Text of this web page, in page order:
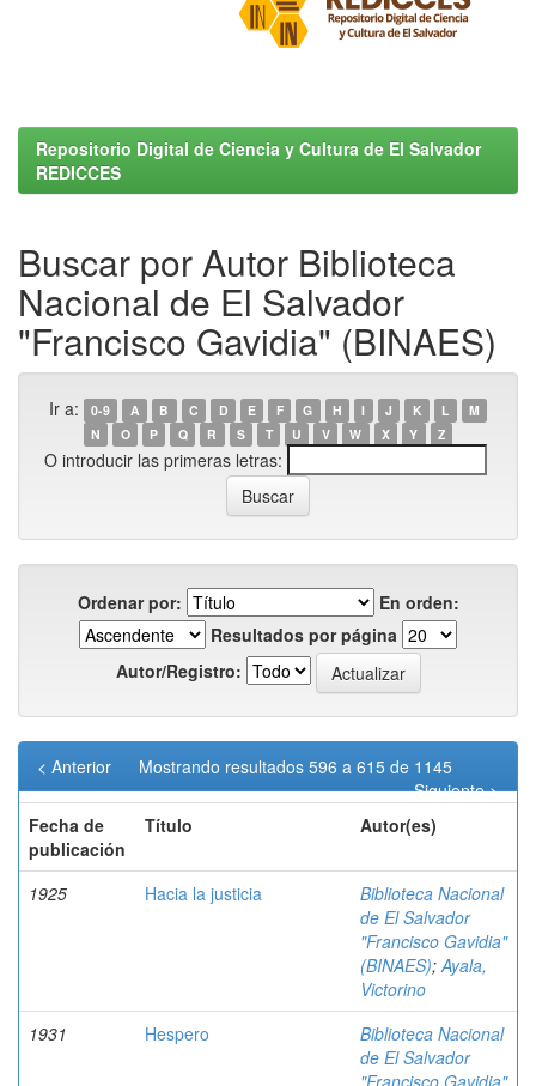
Repositorio Digital de Ciencia y Cultura de El Salvador
REDICCES
Buscar por Autor Biblioteca
Nacional de El Salvador
"Francisco Gavidia" (BINAES)
Ir a: 0-9 A B C D E F G H I J K L
M
N
O P Q R S T U V W X Y Z
O introducir las primeras letras:
Ordenar por:
En orden:
Resultados por página
Autor/Registro:
Mostrando resultados 596 a 615 de 1145
< Anterior
Siguiente >
Fecha de
publicación
Título Autor(es)
1925 Hacia la justicia
Biblioteca Nacional
de El Salvador
"Francisco Gavidia"
(BINAES);Ayala,
Victorino
1931
Hespero
Biblioteca Nacional
de El Salvador
"Francisco Gavidia"